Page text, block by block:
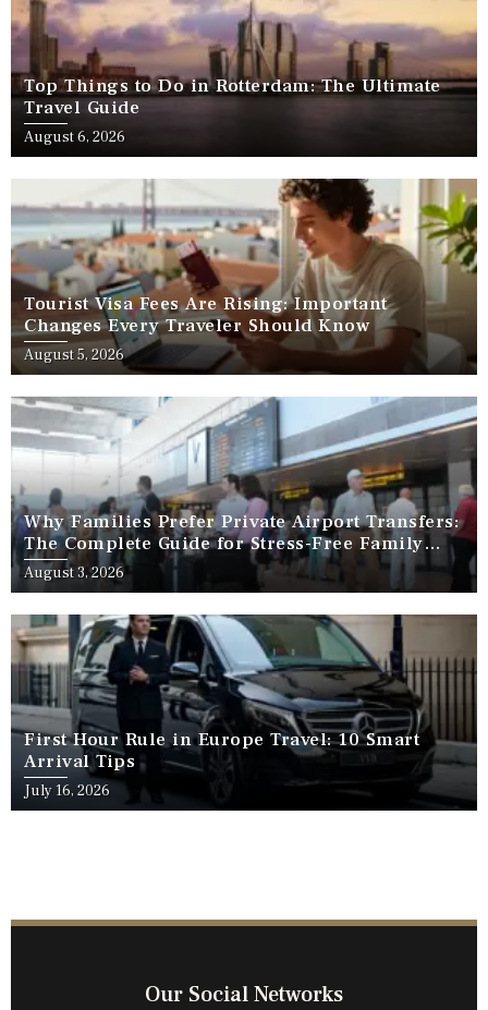
Top Things to Do in Rotterdam: The Ultimate
Travel Guide
August 6, 2026
Tourist Visa Fees Are Rising: Important
Changes Every Traveler Should Know
August 5, 2026
Why Families Prefer Private Airport Transfers:
The Complete Guide for Stress-Free Family
Travel
August 3, 2026
First Hour Rule in Europe Travel: 10 Smart
Arrival Tips
July 16, 2026
Our Social Networks